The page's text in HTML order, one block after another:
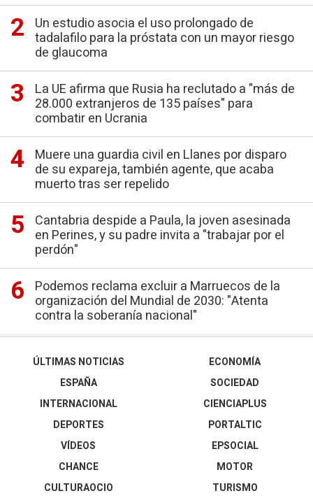
Un estudio asocia el uso prolongado de
tadalafilo para la próstata con un mayor riesgo
de glaucoma
La UE afirma que Rusia ha reclutado a "más de
28.000 extranjeros de 135 países" para
combatir en Ucrania
Muere una guardia civil en Llanes por disparo
de su expareja, también agente, que acaba
muerto tras ser repelido
Cantabria despide a Paula, la joven asesinada
en Perines, y su padre invita a "trabajar por el
perdón"
Podemos reclama excluir a Marruecos de la
organización del Mundial de 2030: "Atenta
contra la soberanía nacional"
ÚLTIMAS NOTICIAS
ESPAÑA
INTERNACIONAL
DEPORTES
VÍDEOS
ECONOMÍA
SOCIEDAD
CIENCIAPLUS
PORTALTIC
EPSOCIAL
CHANCE
CULTURAOCIO
MOTOR
TURISMO